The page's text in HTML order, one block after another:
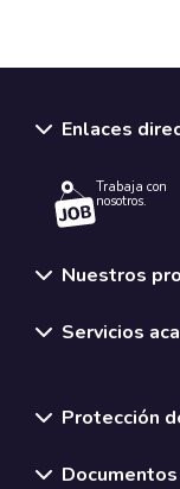
Enlaces
Trabaja con
nosotros.
Nuestros
Servicios
Protección